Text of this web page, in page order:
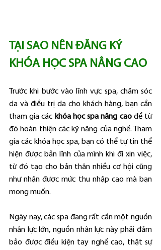
TẠI SAO NÊN ĐĂNG KÝ
KHÓA HỌC SPA NÂNG CAO
Trước khi bước vào lĩnh vực spa, chăm sóc
da và điều trị da cho khách hàng, bạn cần
tham gia các khóa học spa nâng cao để từ
đó hoàn thiện các kỹ năng của nghề. Tham
gia các khóa học spa, bạn có thể tự tin thể
hiện được bản lĩnh của mình khi đi xin việc,
từ đó tạo cho bản thân nhiều cơ hội cũng
như nhận được mức thu nhập cao mà bạn
mong muốn.
Ngày nay, các spa đang rất cần một nguồn
nhân lực lớn, nguồn nhân lực này phải đảm
bảo được điều kiện tay nghề cao, thật sự